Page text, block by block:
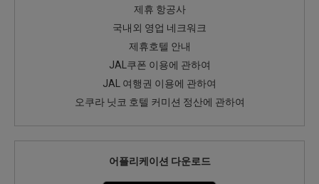
제휴 항공사
국내외 영업 네크워크
제휴호텔 안내
JAL쿠폰 이용에 관하여
JAL 여행권 이용에 관하여
오쿠라 닛코 호텔 커미션 정산에 관하여
어플리케이션 다운로드